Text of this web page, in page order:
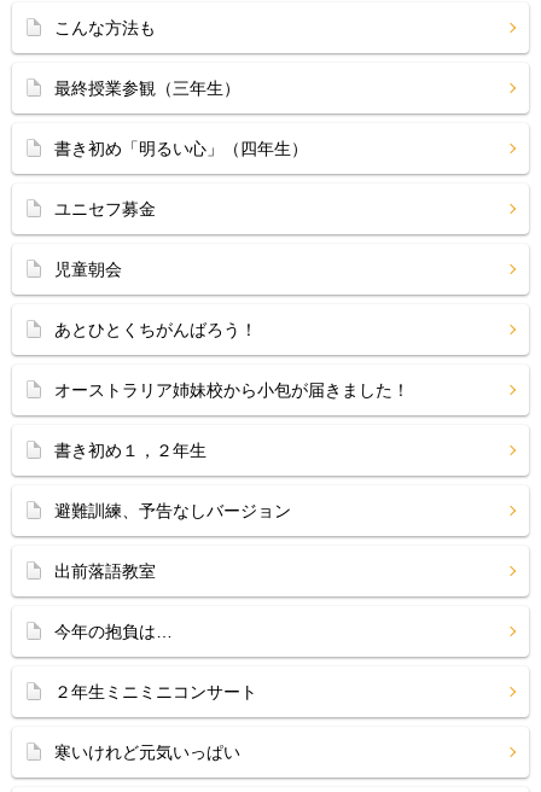
こんな方法も
最終授業参観（三年生）
書き初め「明るい心」（四年生）
ユニセフ募金
児童朝会
あとひとくちがんばろう！
オーストラリア姉妹校から小包が届きました！
書き初め１，２年生
避難訓練、予告なしバージョン
出前落語教室
今年の抱負は…
２年生ミニミニコンサート
寒いけれど元気いっぱい